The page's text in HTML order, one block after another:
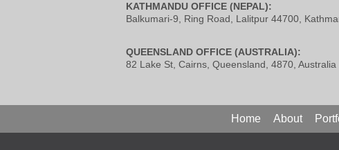
KATHMANDU OFFICE (NEPAL):
Balkumari-9, Ring Road, Lalitpur 44700,
QUEENSLAND OFFICE (AUSTRALIA):
82 Lake St, Cairns, Queensland, 4870, Australia
Home About